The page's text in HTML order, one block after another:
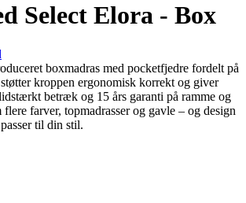
Select Elora - Box
boxmadras med pocketfjedre fordelt på
kroppen ergonomisk korrekt og giver
betræk og 15 års garanti på ramme og
farver, topmadrasser og gavle – og design
til din stil.